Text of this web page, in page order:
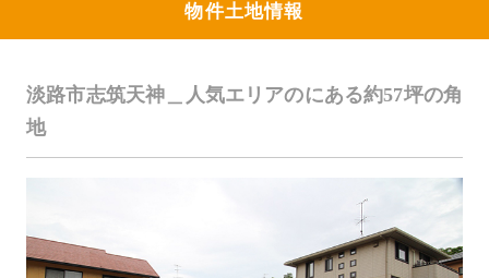
物件土地情報
淡路市志筑天神＿人気エリアのにある約57坪の角
地